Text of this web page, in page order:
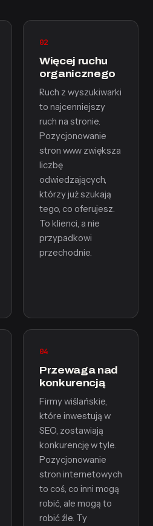
02
Więcej ruchu
organicznego
Ruch z wyszukiwarki
to najcenniejszy
ruch na stronie.
Pozycjonowanie
stron www zwiększa
liczbę
odwiedzających,
którzy już szukają
tego, co oferujesz.
To klienci, a nie
przypadkowi
przechodnie.
04
Przewaga nad
konkurencją
Firmy wiślańskie,
które inwestują w
SEO, zostawiają
konkurencję w tyle.
Pozycjonowanie
stron internetowych
to coś, co inni mogą
robić, ale mogą to
robić źle. Ty